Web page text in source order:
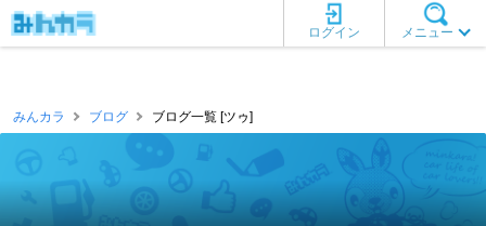
メニュー
ログイン
みんカラ ブログ ブログ一覧 [ツゥ]